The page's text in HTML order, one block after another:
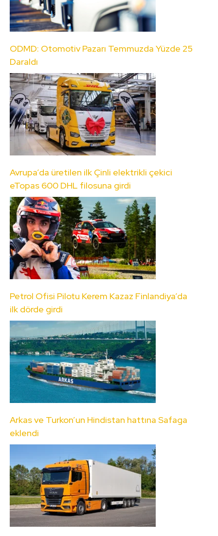
ODMD: Otomotiv Pazarı Temmuzda Yüzde 25
Daraldı
Avrupa’da üretilen ilk Çinli elektrikli çekici
eTopas 600 DHL filosuna girdi
Petrol Ofisi Pilotu Kerem Kazaz Finlandiya’da
ilk dörde girdi
Arkas ve Turkon’un Hindistan hattına Safaga
eklendi